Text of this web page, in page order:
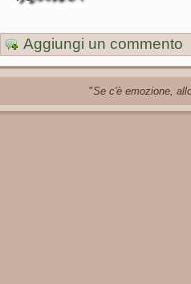
Aggiungi un commento
"Se c'è emozione,